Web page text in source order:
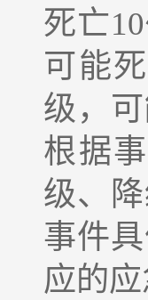
死亡
可能
级，
根据
级、
事件
应的